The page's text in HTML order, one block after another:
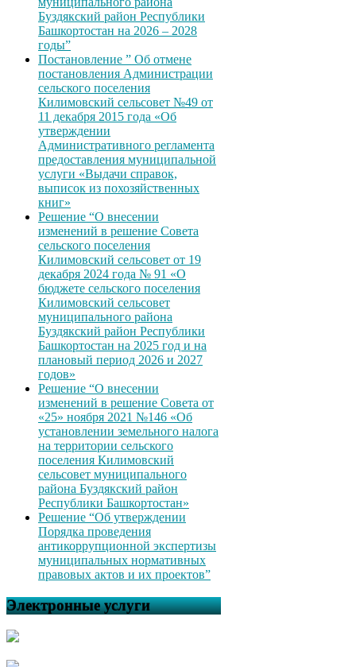
Буздякский район Республики
Башкортостан на 2026 – 2028
годы”
Постановление ” Об отмене
постановления Администрации
сельского поселения
Килимовский сельсовет №49 от
11 декабря 2015 года «Об
утверждении
Административного регламента
предоставления муниципальной
услуги «Выдачи справок,
выписок из похозяйственных
книг»
Решение “О внесении
изменений в решение Совета
сельского поселения
Килимовский сельсовет от 19
декабря 2024 года № 91 «О
бюджете сельского поселения
Килимовский сельсовет
муниципального района
Буздякский район Республики
Башкортостан на 2025 год и на
плановый период 2026 и 2027
годов»
Решение “О внесении
изменений в решение Совета от
«25» ноября 2021 №146 «Об
установлении земельного налога
на территории сельского
поселения Килимовский
сельсовет муниципального
района Буздякский район
Республики Башкортостан»
Решение “Об утверждении
Порядка проведения
антикоррупционной экспертизы
муниципальных нормативных
правовых актов и их проектов”
Электронные услуги